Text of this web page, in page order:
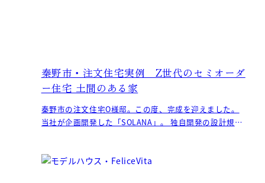
秦野市・注文住宅実例 Z世代のセミオーダ
ー住宅 土間のある家
秦野市の注文住宅O様邸。この度、完成を迎えました。
当社が企画開発した「SOLANA」。 独自開発の設計規則